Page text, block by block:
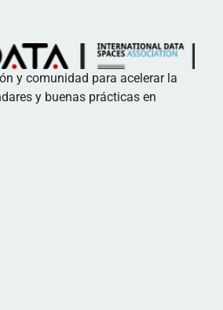
y comunidad para acelerar la
y buenas prácticas en